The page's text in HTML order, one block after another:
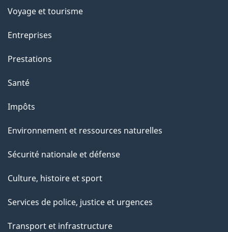
Voyage et tourisme
Entreprises
Prestations
Santé
Impôts
Environnement et ressources naturelles
Sécurité nationale et défense
Culture, histoire et sport
Services de police, justice et urgences
Transport et infrastructure